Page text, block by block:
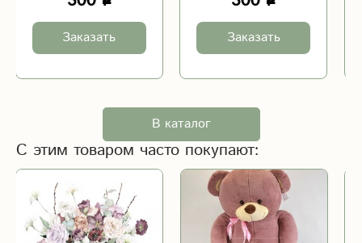
Заказать Заказать
В каталог
С этим товаром часто покупают: